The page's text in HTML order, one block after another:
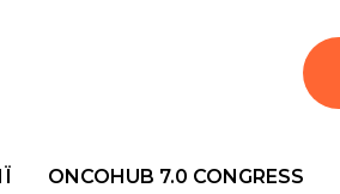
ONCOHUB 7.0 CONGRESS